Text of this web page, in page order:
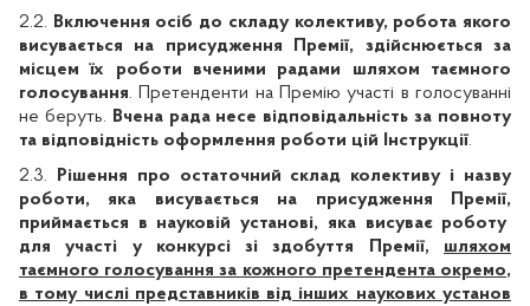
2.2. Включення осіб до складу колективу, робота якого
висувається на присудження Премії, здійснюється за
місцем їх роботи вченими радами шляхом таємного
голосування. Претенденти на Премію участі в голосуванні
не беруть. Вчена рада несе відповідальність за повноту
та відповідність оформлення роботи цій Інструкції.
2.3.
Рішення про остаточний склад колективу і назву
роботи, яка висувається на присудження Премії,
приймається в науковій установі, яка висуває роботу
для участі у конкурсі зі здобуття Премії, шляхом
таємного голосування за кожного претендента окремо,
в тому числі представників від інших наукових установ